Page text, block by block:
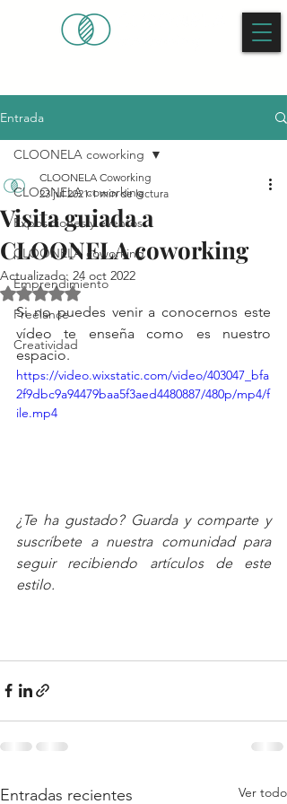
Entrada
CLOONELA coworking
Exposiciones y eventos
CLOONELA coworking
Emprendimiento
Freelance
Creatividad
CLOONELA coworking
Visita guiada a
CLOONELA coworking
CLOONELA Coworking
23 jul 2021 1 min de lectura
Actualizado: 24 oct 2022
Obtuvo NaN de 5 estrellas.
Si no puedes venir a conocernos este
vídeo te enseña como es nuestro
espacio.
https://video.wixstatic.com/video/403047_bfa
2f9dbc9a94479baa5f3aed4480887/480p/mp4/f
ile.mp4
¿Te ha gustado? Guarda y comparte y
suscríbete a nuestra comunidad para
seguir recibiendo artículos de este
estilo.
Entradas recientes Ver todo